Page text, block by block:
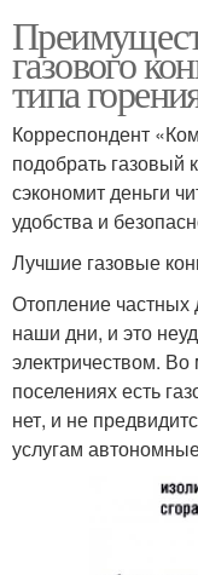
газового
типа
Корреспондент
подобрать газовый
сэкономит деньги
удобства и
Лучшие газовые
Отопление частных
наши дни, и это
электричеством.
поселениях есть
нет, и не
услугам